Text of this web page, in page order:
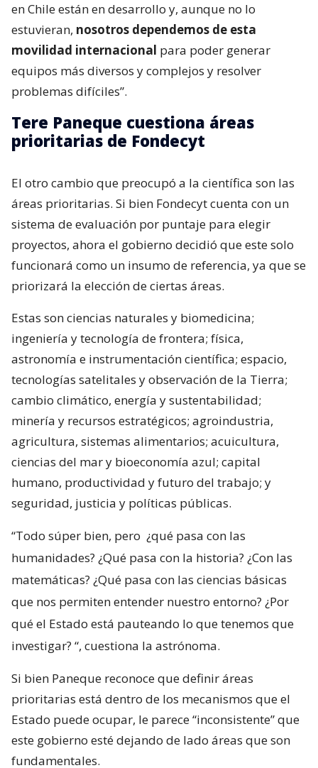
en Chile están en desarrollo y, aunque no lo
estuvieran, nosotros dependemos de esta
movilidad internacional para poder generar
equipos más diversos y complejos y resolver
problemas difíciles”.
Tere Paneque cuestiona áreas
prioritarias de Fondecyt
El otro cambio que preocupó a la científica son las
áreas prioritarias. Si bien Fondecyt cuenta con un
sistema de evaluación por puntaje para elegir
proyectos, ahora el gobierno decidió que este solo
funcionará como un insumo de referencia, ya que se
priorizará la elección de ciertas áreas.
Estas son ciencias naturales y biomedicina;
ingeniería y tecnología de frontera; física,
astronomía e instrumentación científica; espacio,
tecnologías satelitales y observación de la Tierra;
cambio climático, energía y sustentabilidad;
minería y recursos estratégicos; agroindustria,
agricultura, sistemas alimentarios; acuicultura,
ciencias del mar y bioeconomía azul; capital
humano, productividad y futuro del trabajo; y
seguridad, justicia y políticas públicas.
“Todo súper bien, pero ¿qué pasa con las
humanidades? ¿Qué pasa con la historia? ¿Con las
matemáticas? ¿Qué pasa con las ciencias básicas
que nos permiten entender nuestro entorno? ¿Por
qué el Estado está pauteando lo que tenemos que
investigar? “, cuestiona la astrónoma.
Si bien Paneque reconoce que definir áreas
prioritarias está dentro de los mecanismos que el
Estado puede ocupar, le parece “inconsistente” que
este gobierno esté dejando de lado áreas que son
fundamentales.